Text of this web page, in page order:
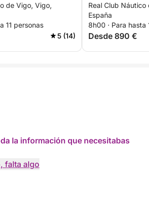
de Vigo, Vigo,
11 personas
5 (14)
Real Club
España
8h00 · Para hasta
Desde 890 €
la información que necesitabas
falta algo